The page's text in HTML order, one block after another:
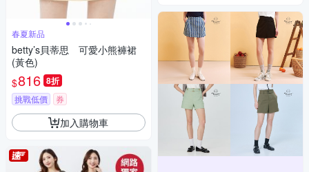
春夏新品
betty’s貝蒂思 可愛小熊褲裙
(黃色)
$816 8折
挑戰低價 券
加入購物車